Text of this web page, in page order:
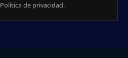
Política de privacidad.